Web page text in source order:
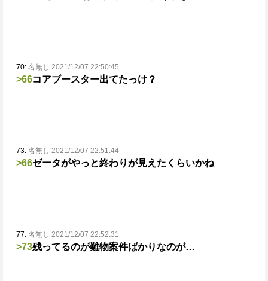
70: 名無し 2021/12/07 22:50:45
>66コアブースター出てたっけ？
73: 名無し 2021/12/07 22:51:44
>66ゼータがやっと終わりが見えたくらいかね
77: 名無し 2021/12/07 22:52:31
>73残ってるのが難物案件ばかりなのが…